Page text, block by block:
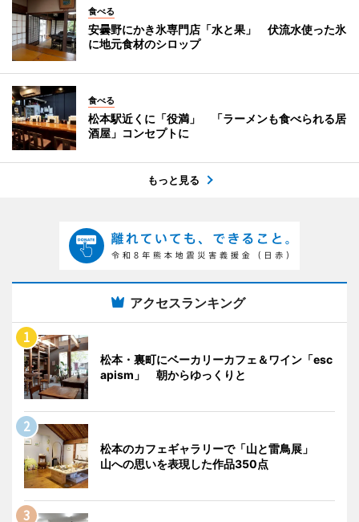
食べる
安曇野にかき氷専門店「水と果」 伏流水使った氷
に地元食材のシロップ
食べる
松本駅近くに「役満」 「ラーメンも食べられる居
酒屋」コンセプトに
もっと見る
アクセスランキング
松本・裏町にベーカリーカフェ＆ワイン「esc
apism」 朝からゆっくりと
松本のカフェギャラリーで「山と雷鳥展」
山への思いを表現した作品350点